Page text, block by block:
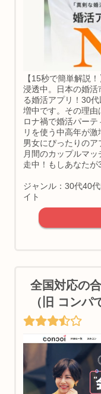
【15秒で簡単解説
浸透中。日本の婚活
る婚活アプリ！30
増中です。その理由
ロナ禍で婚活パー
リを使う中高年が
男女にぴったりのア
月間のカップルマ
走中！もしあなた
ジャンル：30代40
イト
全国対応の
（旧 コンパ